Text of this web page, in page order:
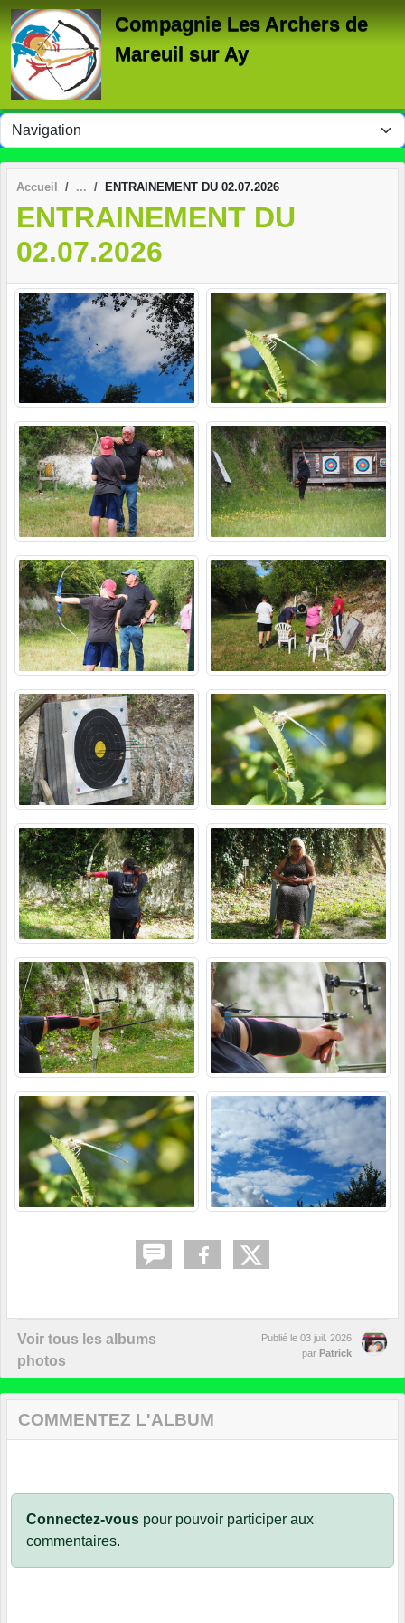
Compagnie Les Archers de
Mareuil sur Ay
Accueil ENTRAINEMENT DU 02.07.2026
ENTRAINEMENT DU
02.07.2026
Voir tous les albums
photos
Publié le 03 juil. 2026
par Patrick
COMMENTEZ L'ALBUM
Connectez-vous pour pouvoir participer aux
commentaires.
Panneau de gestion des cookies